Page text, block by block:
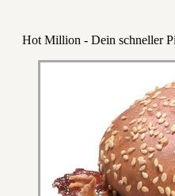
Hot Million - Dein schneller